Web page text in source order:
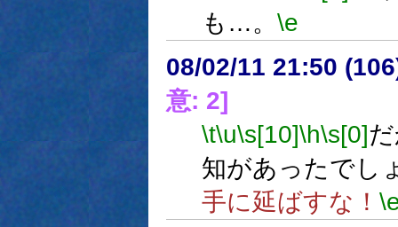
も…。 \e
08/02/11 21:50
意: 2]
\t\u\s[10]\h\s[0]
知があったでし
手に延ばすな！